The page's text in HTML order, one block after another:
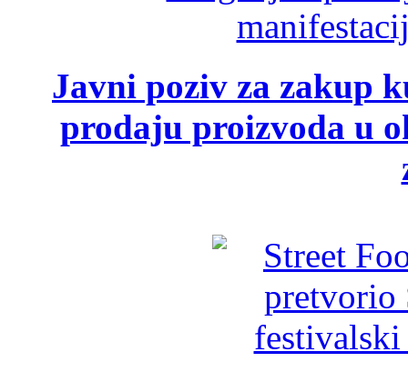
Javni poziv za zakup
prodaju proizvoda u